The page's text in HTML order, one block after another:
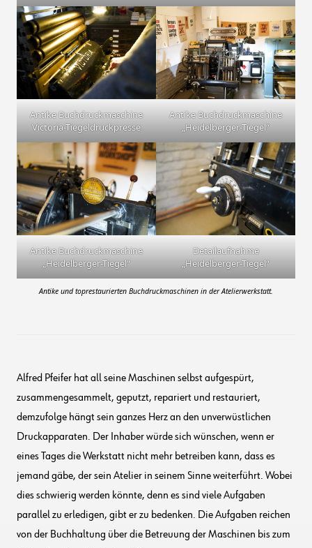
Antike Buchdruckmaschine
Victoria-Tiegeldruckpresse
Antike Buchdruckmaschine
„Heidelberger-Tiegel“
Antike Buchdruckmaschine
„Heidelberger-Tiegel“
Detailaufnahme
„Heidelberger-Tiegel“
Antike und toprestaurierten Buchdruckmaschinen in der Atelierwerkstatt.
Alfred Pfeifer hat all seine Maschinen selbst aufgespürt,
zusammengesammelt, geputzt, repariert und restauriert,
demzufolge hängt sein ganzes Herz an den unverwüstlichen
Druckapparaten. Der Inhaber würde sich wünschen, wenn er
eines Tages die Werkstatt nicht mehr betreiben kann, dass es
jemand gäbe, der sein Atelier in seinem Sinne weiterführt. Wobei
dies schwierig werden könnte, denn es sind viele Aufgaben
parallel zu erledigen, gibt er zu bedenken. Die Aufgaben reichen
von der Buchhaltung über die Betreuung der Maschinen bis zum